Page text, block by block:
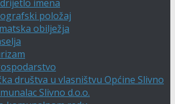
imena
položaj
obilježja
društva u vlasništvu Općine Slivno
Slivno d.o.o.